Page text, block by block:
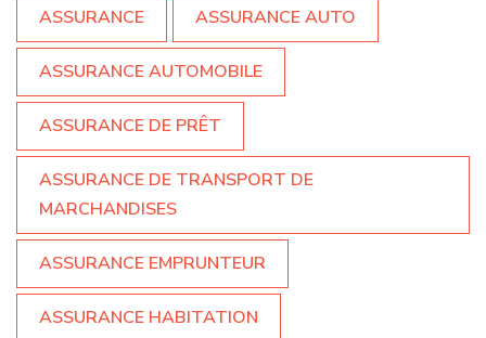
ASSURANCE ASSURANCE AUTO
ASSURANCE AUTOMOBILE
ASSURANCE DE PRÊT
ASSURANCE DE TRANSPORT DE
MARCHANDISES
ASSURANCE EMPRUNTEUR
ASSURANCE HABITATION